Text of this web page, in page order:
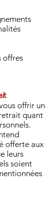
offres
offrir un
quant
offerte aux
leurs
soient